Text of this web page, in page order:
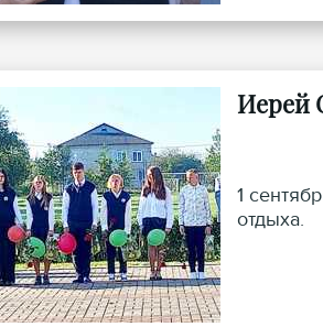
Иерей
1
отдыха.